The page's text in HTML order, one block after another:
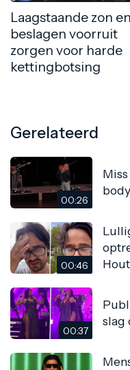
Laagstaande zon en
beslagen voorruit
zorgen voor harde
kettingbotsing
Gerelateerd
00:26
00:46
00:37
slag